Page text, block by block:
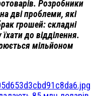
Розробники
дві проблеми, які
грошей: складні
до відділення.
мільйоном